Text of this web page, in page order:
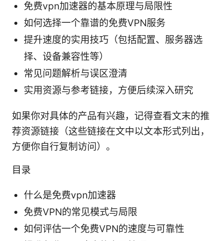
免费vpn加速器的基本原理与局限性
如何选择一个靠谱的免费VPN服务
提升速度的实用技巧（包括配置、服务器选
择、设备兼容性等）
常见问题解析与误区澄清
实用资源与参考链接，方便后续深入研究
如果你对具体的产品有兴趣，记得查看文末的推
荐资源链接（这些链接在文中以文本形式列出，
方便你自行复制访问）。
目录
什么是免费vpn加速器
免费VPN的常见模式与局限
如何评估一个免费VPN的速度与可靠性